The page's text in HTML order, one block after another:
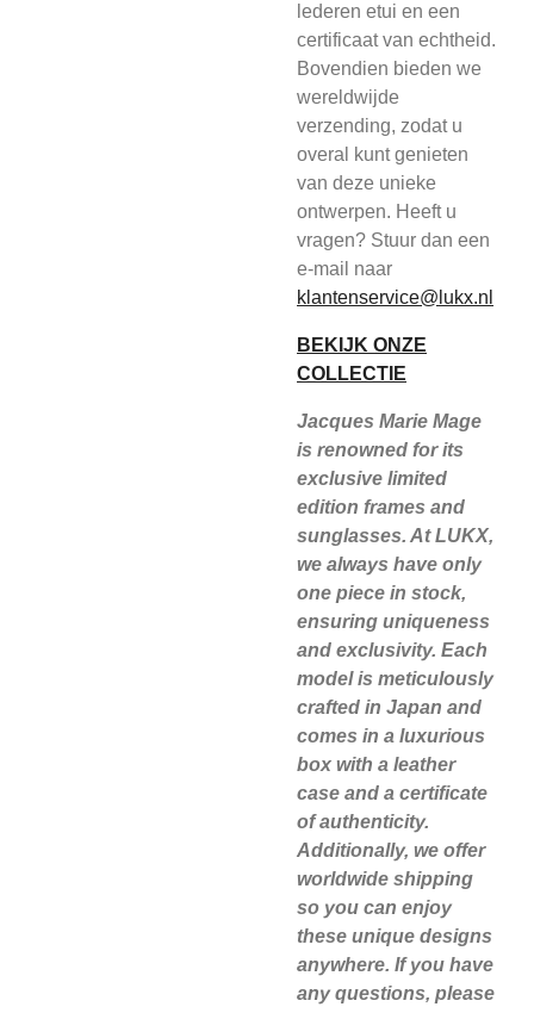
lederen etui en een
certificaat van echtheid.
Bovendien bieden we
wereldwijde
verzending, zodat u
overal kunt genieten
van deze unieke
ontwerpen. Heeft u
vragen? Stuur dan een
e-mail naar
klantenservice@lukx.nl
BEKIJK ONZE
COLLECTIE
Jacques Marie Mage
is renowned for its
exclusive limited
edition frames and
sunglasses. At LUKX,
we always have only
one piece in stock,
ensuring uniqueness
and exclusivity. Each
model is meticulously
crafted in Japan and
comes in a luxurious
box with a leather
case and a certificate
of authenticity.
Additionally, we offer
worldwide shipping
so you can enjoy
these unique designs
anywhere. If you have
any questions, please